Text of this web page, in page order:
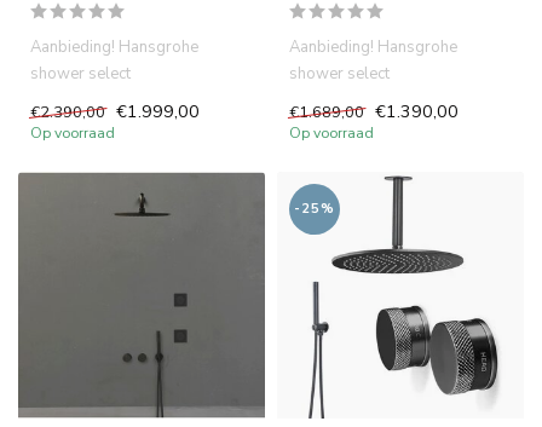
Aanbieding! Hansgrohe
shower select
douchesystemen
.Thermostatisch inbouwdeel
€2.390,00 €1.999,00
Op voorraad
Aanbieding! Hansgrohe
shower select
douchesystemen
.Thermostatisch inbouwdeel
€1.689,00 €1.390,00
Op voorraad
-25%